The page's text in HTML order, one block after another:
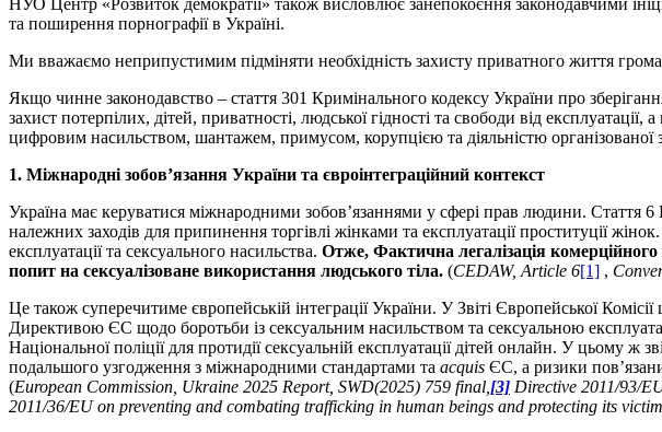
та поширення порнографії в Україні.
Ми вважаємо неприпустимим підміняти необхідність захисту приватного життя
Якщо чинне законодавство – стаття 301 Кримінального кодексу України про
захист потерпілих, дітей, приватності, людської гідності та свободи від
цифровим насильством, шантажем, примусом, корупцією та діяльністю організованої
1. Міжнародні зобов’язання України та євроінтеграційний контекст
Україна має керуватися міжнародними зобов’язаннями у сфері прав людини. Стаття
належних заходів для припинення торгівлі жінками та експлуатації проституції
експлуатації та сексуального насильства. Отже, Фактична легалізація
попит на сексуалізоване використання людського тіла. (CEDAW, Article 6[1] ,
Це також суперечитиме європейській інтеграції України. У Звіті Європейської
Директивою ЄС щодо боротьби із сексуальним насильством та сексуальною
Національної поліції для протидії сексуальній експлуатації дітей онлайн. У цьому ж
подальшого узгодження з міжнародними стандартами та acquis ЄС, а ризики
(European Commission, Ukraine 2025 Report, SWD(2025) 759 final, [3] Directive 2011/93/
2011/36/EU on preventing and combating trafficking in human beings and protecting its